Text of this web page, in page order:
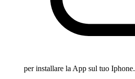
per installare la App sul tuo Iphone.